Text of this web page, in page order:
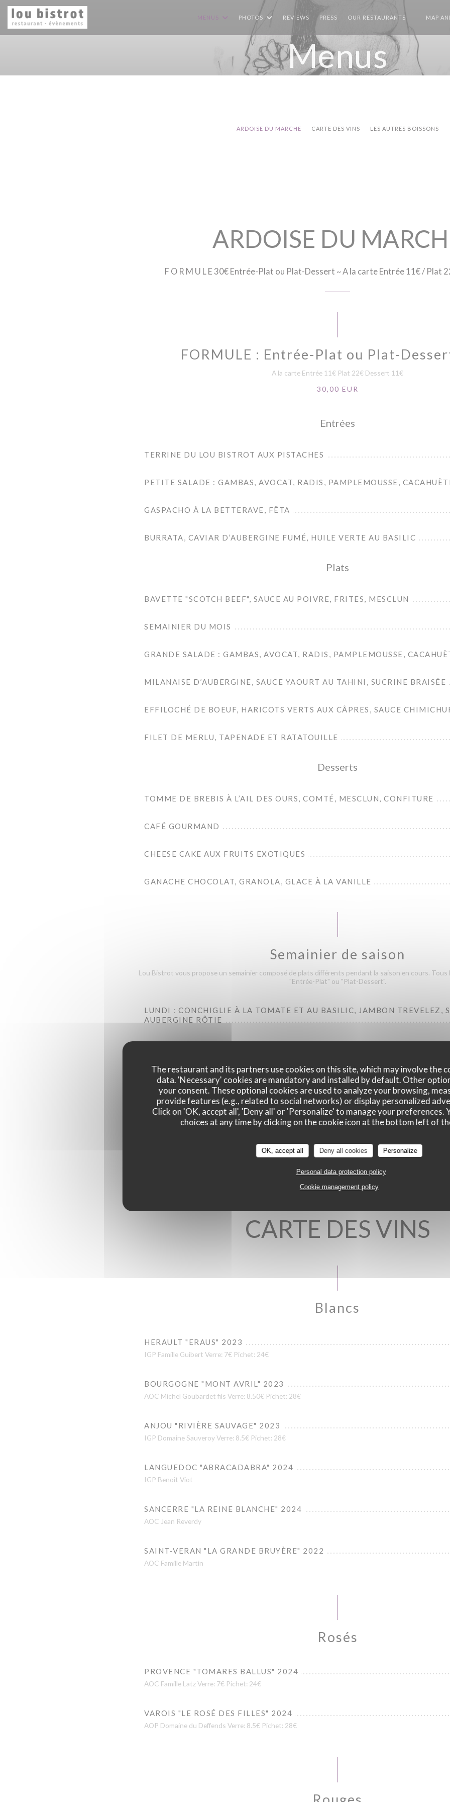
Personalizing your cookie choices
The restaurant and its partners use cookies on this site, which may involve the
data. 'Necessary' cookies are mandatory and installed by default. Other
your consent. These optional cookies are used to analyze your browsing,
provide features (e.g., related to social networks) or display personalized
Click on 'OK, accept all', 'Deny all' or 'Personalize' to manage your preferences.
choices at any time by clicking on the cookie icon at the bottom left of
OK, accept all Deny all cookies Personalize
Personal data protection policy
Cookie management policy
MENUS PHOTOS REVIEWS PRESS OUR RESTAURANTS MAP
Menus
ARDOISE DU MARCHE CARTE DES VINS LES AUTRES BOISSONS
ARDOISE DU
F O R M U L E 30€ Entrée-Plat ou Plat-Dessert ~ A la carte Entrée 11€ / Plat
FORMULE : Entrée-Plat ou Plat-
A la carte Entrée 11€ Plat 22€ Dessert 11€
30,00 EUR
Entrées
TERRINE DU LOU BISTROT AUX PISTACHES
PETITE SALADE : GAMBAS, AVOCAT, RADIS, PAMPLEMOUSSE,
GASPACHO À LA BETTERAVE, FÊTA
BURRATA, CAVIAR D’AUBERGINE FUMÉ, HUILE VERTE AU BASILIC
Plats
BAVETTE "SCOTCH BEEF", SAUCE AU POIVRE, FRITES, MESCLUN
SEMAINIER DU MOIS
GRANDE SALADE : GAMBAS, AVOCAT, RADIS, PAMPLEMOUSSE,
MILANAISE D’AUBERGINE, SAUCE YAOURT AU TAHINI, SUCRINE BRAISÉE
EFFILOCHÉ DE BOEUF, HARICOTS VERTS AUX CÂPRES, SAUCE
FILET DE MERLU, TAPENADE ET RATATOUILLE
Desserts
TOMME DE BREBIS À L’AIL DES OURS, COMTÉ, MESCLUN, CONFITURE
CAFÉ GOURMAND
CHEESE CAKE AUX FRUITS EXOTIQUES
GANACHE CHOCOLAT, GRANOLA, GLACE À LA VANILLE
Semainier de saison
Lou Bistrot vous propose un semainier composé de plats différents pendant la saison en cours.
"Entrée-Plat" ou "Plat-Dessert".
LUNDI : CONCHIGLIE À LA TOMATE ET AU BASILIC, JAMBON TREVELEZ,
AUBERGINE RÔTIE
JEUDI & VENDREDI : MAQUEREAU À LA PLANCHA, ANANAS RÔTI AUX
SAUVAGE, SAUCE CHIEN
Prix nets TTC
CARTE DES VINS
Blancs
HERAULT "ERAUS" 2023
IGP Famille Guibert Verre: 7€ Pichet: 24€
BOURGOGNE "MONT AVRIL" 2023
AOC Michel Goubardet fils Verre: 8.50€ Pichet: 28€
ANJOU "RIVIÈRE SAUVAGE" 2023
IGP Domaine Sauveroy Verre: 8.5€ Pichet: 28€
LANGUEDOC "ABRACADABRA" 2024
IGP Benoit Viot
SANCERRE "LA REINE BLANCHE" 2024
AOC Jean Reverdy
SAINT-VERAN "LA GRANDE BRUYÈRE" 2022
AOC Famille Martin
Rosés
PROVENCE "TOMARES BALLUS" 2024
AOC Famille Latz Verre: 7€ Pichet: 24€
VAROIS "LE ROSÉ DES FILLES" 2024
AOP Domaine du Deffends Verre: 8.5€ Pichet: 28€